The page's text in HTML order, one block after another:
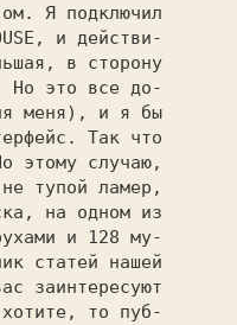
Я подключил
и действи-
в сторону
Но это все до-
меня), и я бы
Так что
этому случаю,
тупой ламер,
на одном из
и 128 му-
статей нашей
заинтересуют
то пуб-